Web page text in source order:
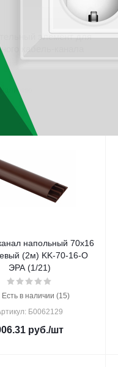
элемент для
кабель-канала
наличию
напольный 70х16
(2м) KK-70-16-O
ЭРА (1/21)
Есть в наличии (15)
Б0062129
руб./шт